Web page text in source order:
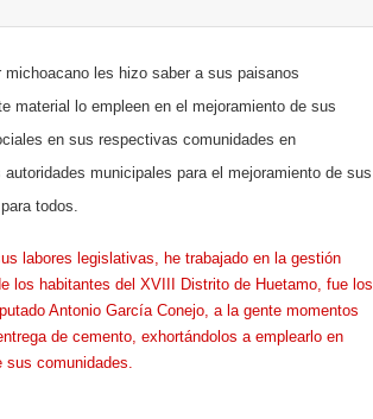
michoacano les hizo saber a sus paisanos
material lo empleen en el mejoramiento de sus
en sus respectivas comunidades en
municipales para el mejoramiento de sus
todos.